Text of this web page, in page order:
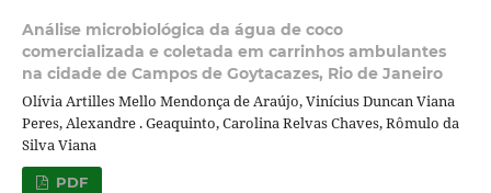
Análise microbiológica da água de coco
comercializada e coletada em carrinhos ambulantes
na cidade de Campos de Goytacazes, Rio de Janeiro
Olívia Artilles Mello Mendonça de Araújo, Vinícius Duncan Viana
Peres, Alexandre . Geaquinto, Carolina Relvas Chaves, Rômulo da
Silva Viana
PDF